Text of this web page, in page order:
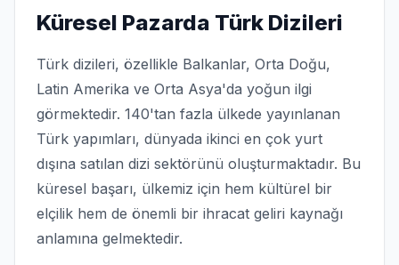
Küresel Pazarda Türk Dizileri
Türk dizileri, özellikle Balkanlar, Orta Doğu,
Latin Amerika ve Orta Asya'da yoğun ilgi
görmektedir. 140'tan fazla ülkede yayınlanan
Türk yapımları, dünyada ikinci en çok yurt
dışına satılan dizi sektörünü oluşturmaktadır. Bu
küresel başarı, ülkemiz için hem kültürel bir
elçilik hem de önemli bir ihracat geliri kaynağı
anlamına gelmektedir.